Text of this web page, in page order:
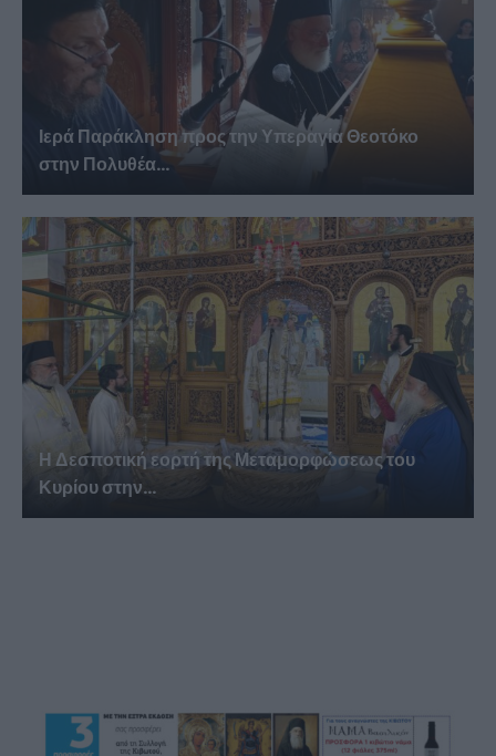
Ιερά Παράκληση προς την Υπεραγία Θεοτόκο
στην Πολυθέα...
Η Δεσποτική εορτή της Μεταμορφώσεως του
Κυρίου στην...